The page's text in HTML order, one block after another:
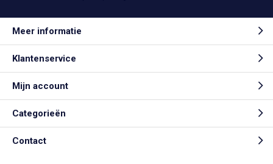
Meer informatie
Klantenservice
Mijn account
Categorieën
Contact